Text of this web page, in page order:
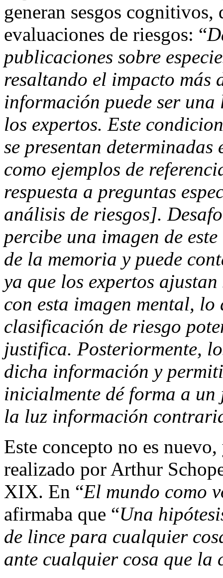
generan sesgos
evaluaciones de riesgos: “
publicaciones sobre
resaltando el impacto más
información puede ser
los expertos. Este
se presentan determinadas
como ejemplos de
respuesta a preguntas
análisis de riesgos].
percibe una imagen de
de la memoria y puede
ya que los expertos
con esta imagen mental,
clasificación de riesgo
justifica. Posteriormente,
dicha información y
inicialmente dé forma a
la luz información
Este concepto no es
realizado por Arthur
XIX. En “El mundo como
afirmaba que “Una
de lince para cualquier
ante cualquier cosa que la